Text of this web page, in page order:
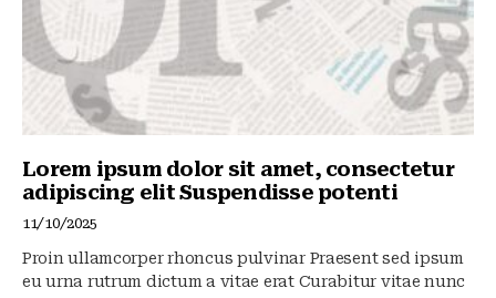
Lorem ipsum dolor sit amet, consectetur
adipiscing elit Suspendisse potenti
11/10/2025
Proin ullamcorper rhoncus pulvinar Praesent sed ipsum
eu urna rutrum dictum a vitae erat Curabitur vitae nunc